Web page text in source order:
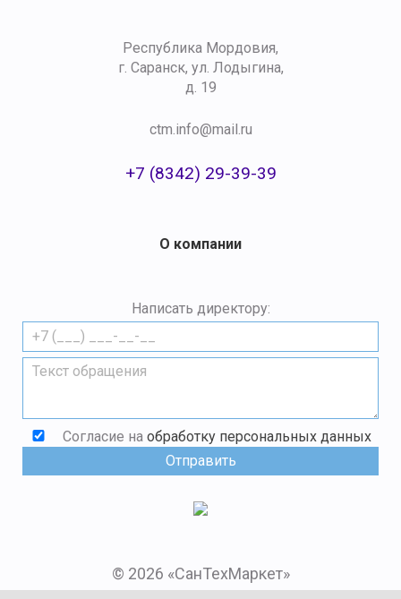
© 2026 «СанТехМаркет»
О компании
Написать директору:
Согласие на обработку персональных данных
Республика Мордовия,
г. Саранск, ул. Лодыгина,
д. 19
ctm.info@mail.ru
+7 (8342) 29-39-39